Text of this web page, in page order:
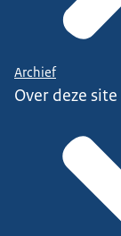
Archief
Over deze site